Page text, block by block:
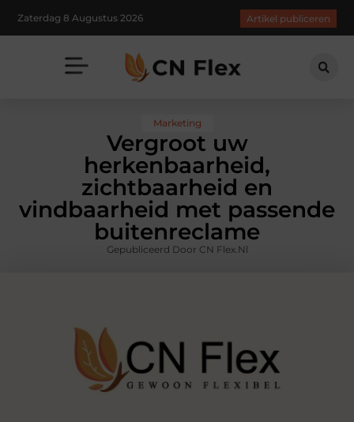
Zaterdag 8 Augustus 2026 Artikel publiceren
Marketing
Vergroot uw
herkenbaarheid,
zichtbaarheid en
vindbaarheid met passende
buitenreclame
Gepubliceerd Door CN Flex.nl